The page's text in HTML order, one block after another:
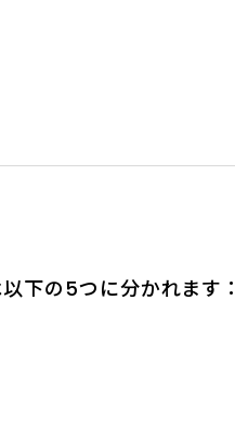
下の5つに分かれます